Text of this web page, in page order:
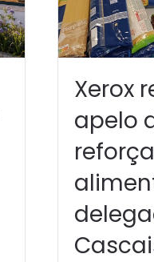
Xerox
apelo